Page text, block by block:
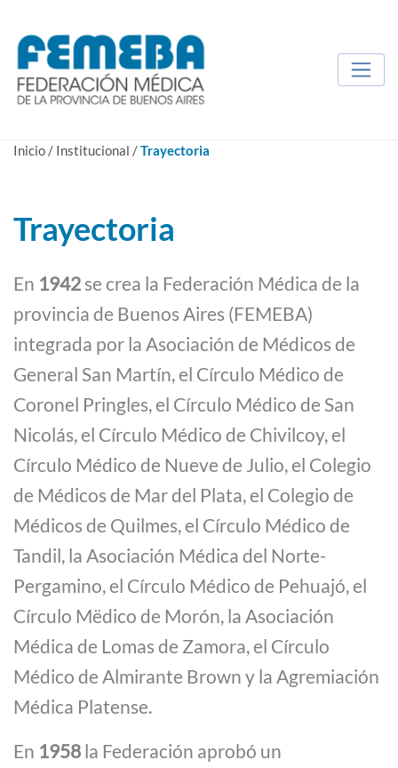
Inicio / Institucional /Trayectoria
Trayectoria
En 1942se crea la Federación Médica de la
provincia de Buenos Aires (FEMEBA)
integrada por la Asociación de Médicos de
General San Martín, el Círculo Médico de
Coronel Pringles, el Círculo Médico de San
Nicolás, el Círculo Médico de Chivilcoy, el
Círculo Médico de Nueve de Julio, el Colegio
de Médicos de Mar del Plata, el Colegio de
Médicos de Quilmes, el Círculo Médico de
Tandil, la Asociación Médica del Norte-
Pergamino, el Círculo Médico de Pehuajó, el
Círculo Mëdico de Morón, la Asociación
Médica de Lomas de Zamora, el Círculo
Médico de Almirante Brown y la Agremiación
Médica Platense.
En 1958la Federación aprobó un